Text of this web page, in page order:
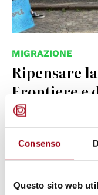
Consenso
Questo sito web
MIGRAZIONE
Ripensare
Frontiere e
Italia: una